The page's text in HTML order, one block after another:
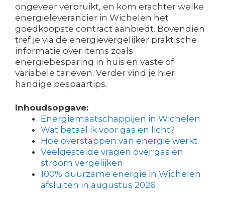
ongeveer verbruikt, en kom erachter welke
energieleverancier in Wichelen het
goedkoopste contract aanbiedt. Bovendien
tref je via de energievergelijker praktische
informatie over items zoals
energiebesparing in huis en vaste of
variabele tarieven. Verder vind je hier
handige bespaartips.
Inhoudsopgave:
Energiemaatschappijen in Wichelen
Wat betaal ik voor gas en licht?
Hoe overstappen van energie werkt
Veelgestelde vragen over gas en
stroom vergelijken
100% duurzame energie in Wichelen
afsluiten in augustus 2026